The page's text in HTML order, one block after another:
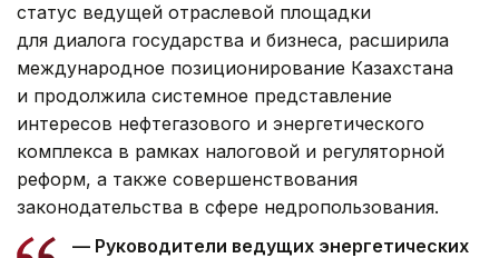
статус ведущей отраслевой площадки
для диалога государства и бизнеса, расширила
международное позиционирование Казахстана
и продолжила системное представление
интересов нефтегазового и энергетического
комплекса в рамках налоговой и регуляторной
реформ, а также совершенствования
законодательства в сфере недропользования.
— Руководители ведущих энергетических